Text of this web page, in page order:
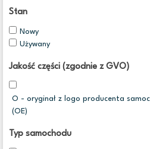
Stan
Nowy
Używany
Jakość części (zgodnie z GVO)
O - oryginał z logo producenta
(OE)
Typ samochodu